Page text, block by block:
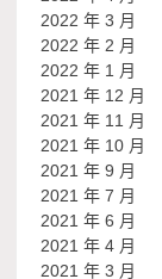
2022 年 3 月
2022 年 2 月
2022 年 1 月
2021 年 12 月
2021 年 11 月
2021 年 10 月
2021 年 9 月
2021 年 7 月
2021 年 6 月
2021 年 4 月
2021 年 3 月